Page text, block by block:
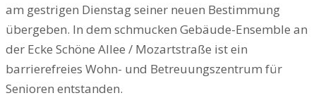
am gestrigen Dienstag seiner neuen Bestimmung
übergeben. In dem schmucken Gebäude-Ensemble an
der Ecke Schöne Allee / Mozartstraße ist ein
barrierefreies Wohn- und Betreuungszentrum für
Senioren entstanden.